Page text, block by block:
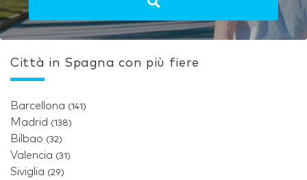
Città in Spagna con più fiere
Barcellona (141)
Madrid (138)
Bilbao (32)
Valencia (31)
Siviglia (29)